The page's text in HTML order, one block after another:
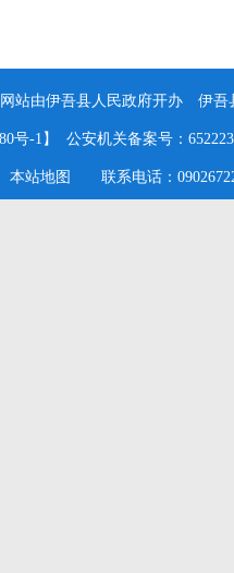
站由伊吾县人民政府开办 伊吾
号-1】 公安机关备案号：
本站地图 联系电话：